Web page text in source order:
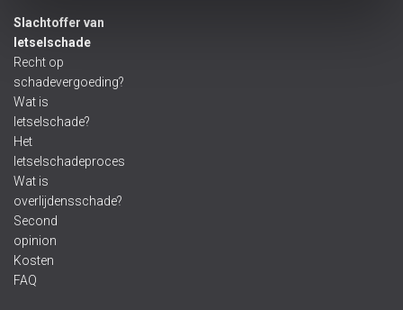
Slachtoffer van
letselschade
Recht op
schadevergoeding?
Wat is
letselschade?
Het
letselschadeproces
Wat is
overlijdensschade?
Second
opinion
Kosten
FAQ